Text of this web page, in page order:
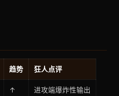
趋势 狂人点评
↑ 进攻端爆炸性输出